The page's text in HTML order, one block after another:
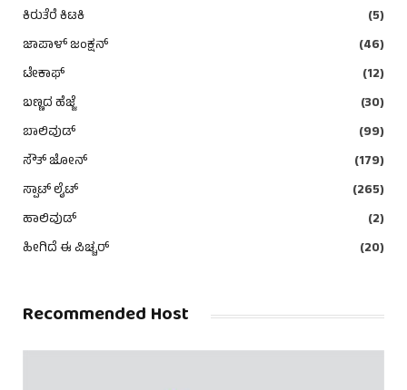
ಕಿರುತೆರೆ ಕಿಟಕಿ
(5)
ಜಾಪಾಳ್ ಜಂಕ್ಷನ್
(46)
ಟೇಕಾಫ್
(12)
ಬಣ್ಣದ ಹೆಜ್ಜೆ
(30)
ಬಾಲಿವುಡ್
(99)
ಸೌತ್ ಜೋನ್
(179)
ಸ್ಪಾಟ್ ಲೈಟ್
(265)
ಹಾಲಿವುಡ್
(2)
ಹೀಗಿದೆ ಈ ಪಿಚ್ಚರ್
(20)
Recommended Host